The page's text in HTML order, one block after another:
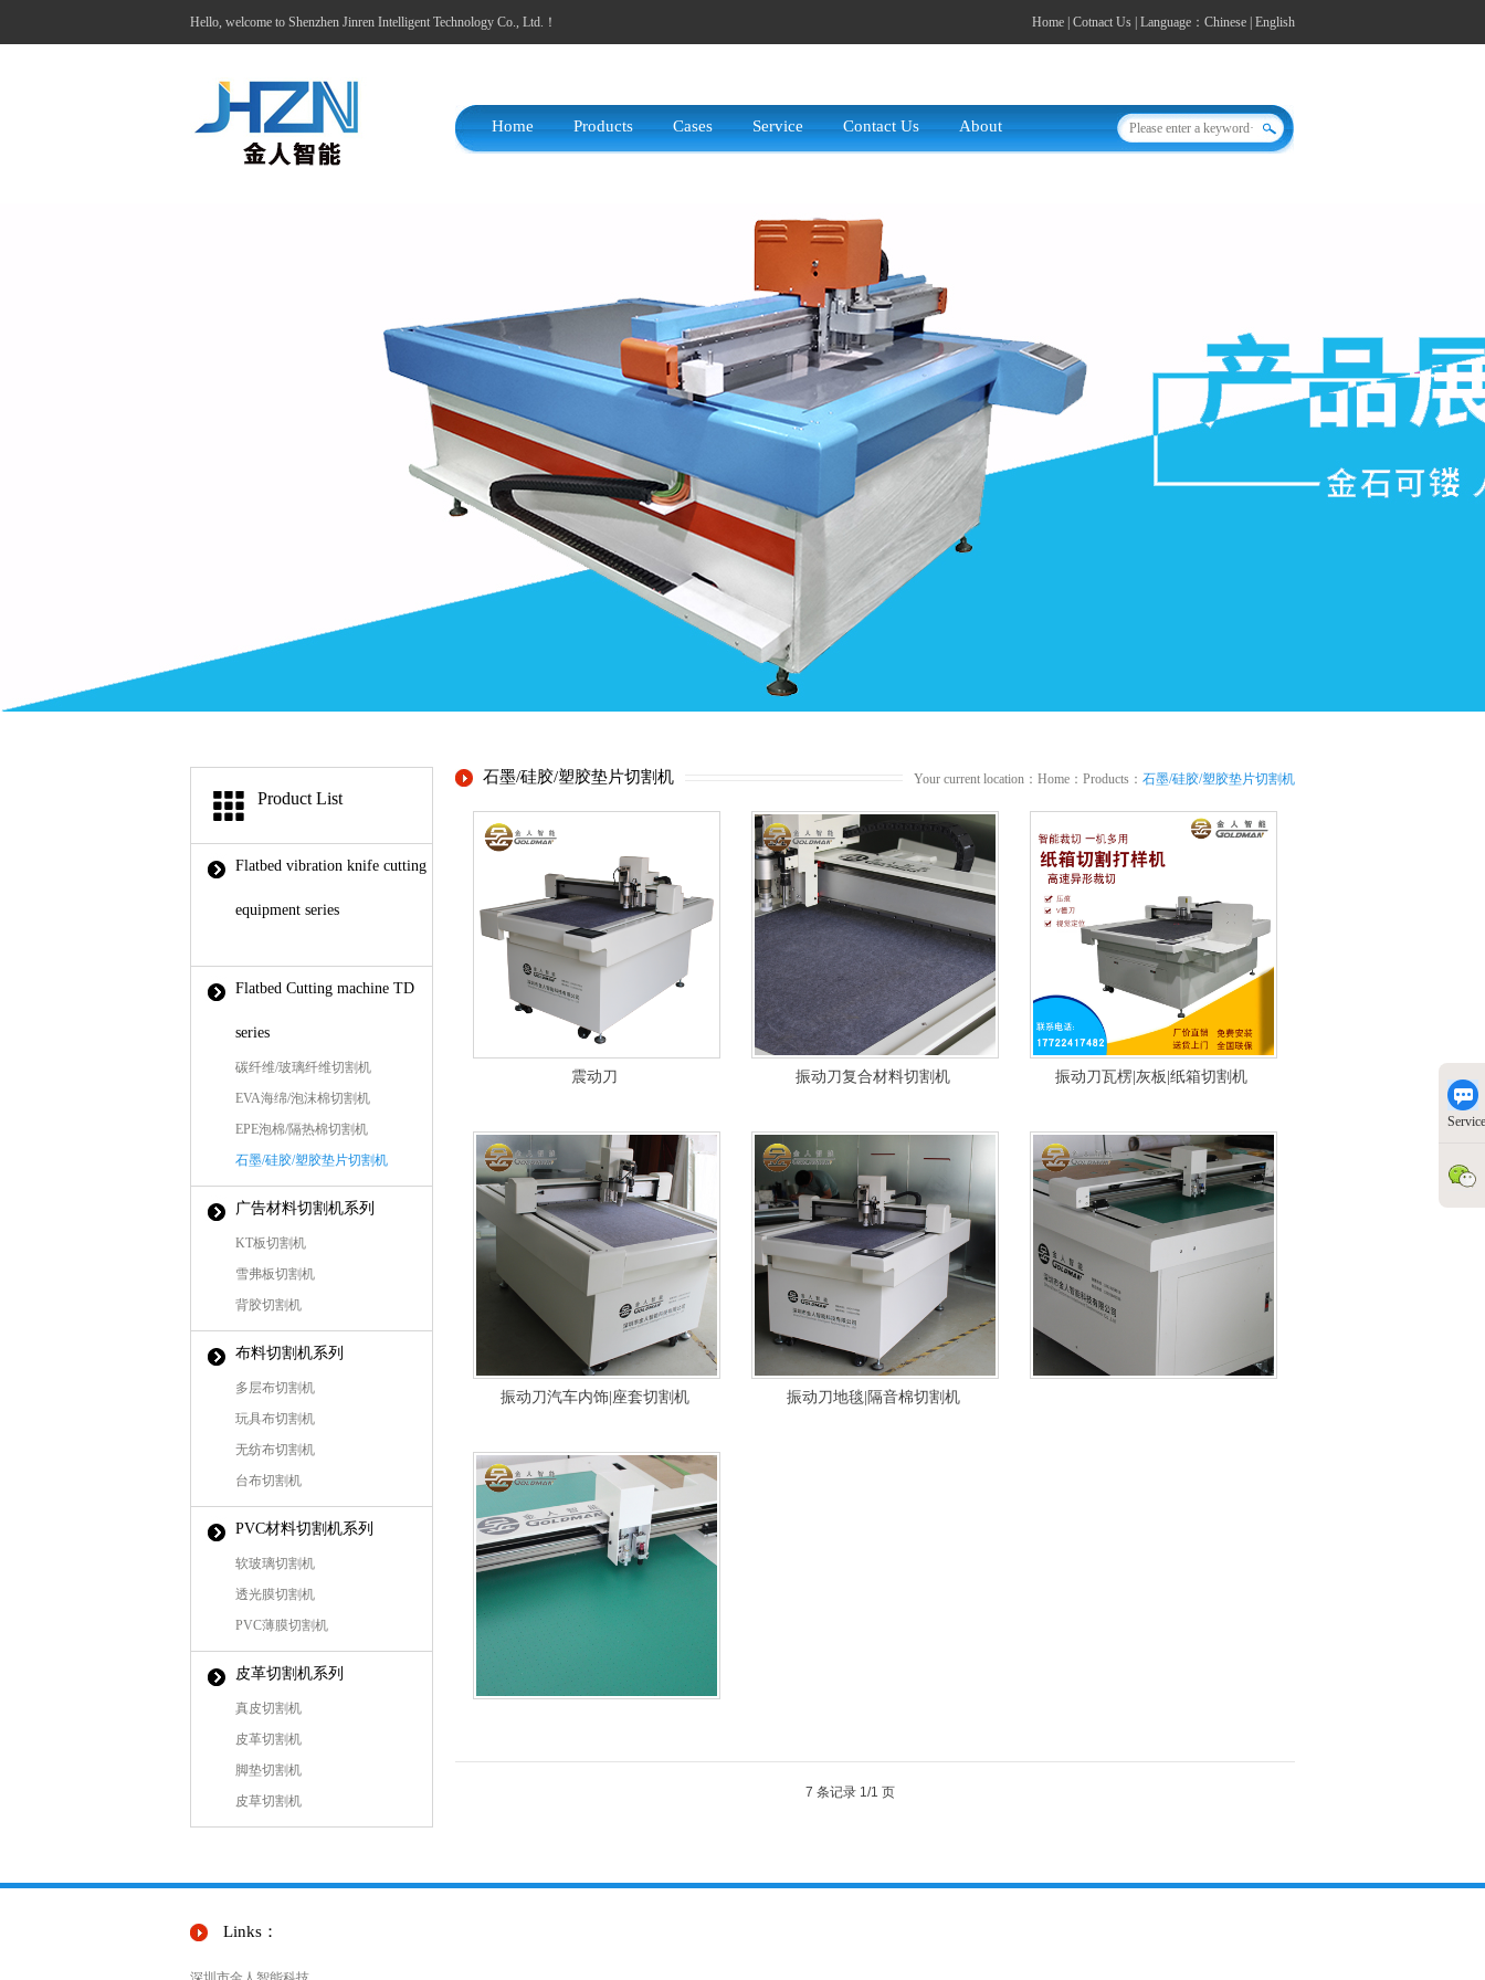
Hello, welcome to Shenzhen Jinren Intelligent Technology Co., Ltd.！ Home Cotnact Us | Language： Chinese English
Home Products Cases Service Contact Us About
Product List
Flatbed vibration knife cutting
equipment series
Flatbed Cutting machine TD
series
碳纤维/玻璃纤维切割机
EVA海绵/泡沫棉切割机
EPE泡棉/隔热棉切割机
石墨/硅胶/塑胶垫片切割机
广告材料切割机系列
KT板切割机
雪弗板切割机
背胶切割机
布料切割机系列
多层布切割机
玩具布切割机
无纺布切割机
台布切割机
PVC材料切割机系列
软玻璃切割机
透光膜切割机
PVC薄膜切割机
皮革切割机系列
真皮切割机
皮革切割机
脚垫切割机
皮草切割机
石墨/硅胶/塑胶垫片切割机 Your current location： Home ： Products ： 石墨/硅胶/塑胶垫片切割机
震动刀 振动刀复合材料切割机 振动刀瓦楞|灰板|纸箱切割机
振动刀汽车内饰|座套切割机 振动刀地毯|隔音棉切割机
7 条记录 1/1 页
Links：
Service